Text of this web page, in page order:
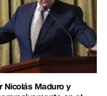
Nicolás Maduro y